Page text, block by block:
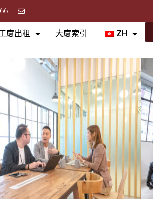
廈出租 大廈索引 ZH